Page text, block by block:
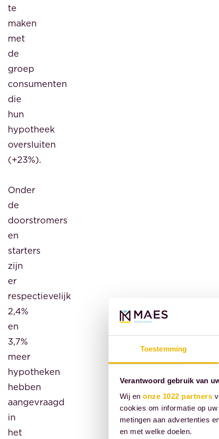
Toestemming
Verantwoord gebruik van
Wij en onze 1022 partners
cookies om informatie op
metingen aan advertenties
en met welke doelen.
te
maken
met
de
groep
consumenten
die
hun
hypotheek
oversluiten
(+23%).
Onder
de
doorstromers
en
starters
zijn
er
respectievelijk
2,4%
en
3,7%
meer
hypotheken
hebben
aangevraagd
in
het